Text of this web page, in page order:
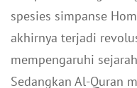
spesies simpanse
akhirnya terjadi
mempengaruhi
Sedangkan Al-Quran